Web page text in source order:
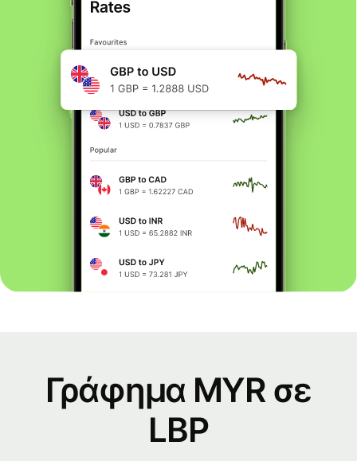
Γράφημα MYR σε
LBP